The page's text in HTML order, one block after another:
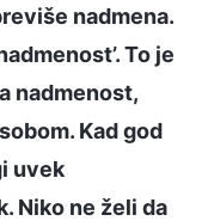
nadmena.
To je
nadmenost,
Kad god
uvek
Niko ne želi da